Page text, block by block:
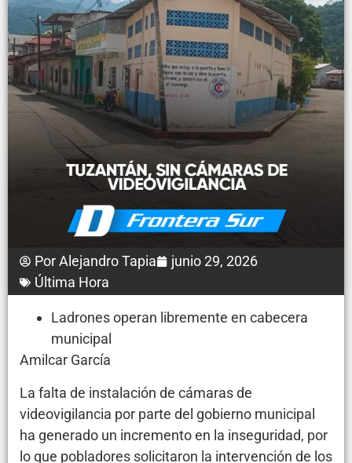
PorAlejandro Tapia
junio 29, 2026
Última Hora
Ladrones operan libremente en cabecera
municipal
Amilcar García
La falta de instalación de cámaras de
videovigilancia por parte del gobierno municipal
ha generado un incremento en la inseguridad, por
lo que pobladores solicitaron la intervención de los